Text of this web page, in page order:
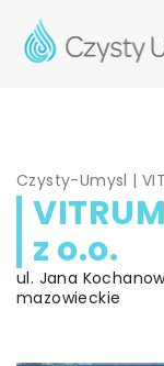
Czysty-Umysl |
z o.o.
ul. Jana
mazowieckie